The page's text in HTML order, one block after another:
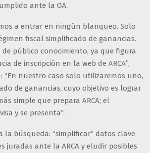
ante la OA.
a entrar en ningún blanqueo. Solo
fiscal simplificado de ganancias.
público conocimiento, ya que figura
de inscripción en la web de ARCA”,
“En nuestro caso solo utilizaremos uno,
de ganancias, cuyo objetivo es lograr
simple que prepara ARCA; el
y se presenta”.
la búsqueda: “simplificar” datos clave
juradas ante la ARCA y eludir posibles